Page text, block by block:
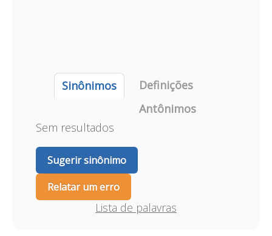
Sinônimos
Definições
Antônimos
Sem resultados
Sugerir sinônimo
Relatar um erro
Lista de palavras